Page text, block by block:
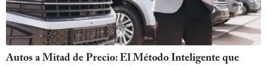
Autos a Mitad de Precio: El Método Inteligente que